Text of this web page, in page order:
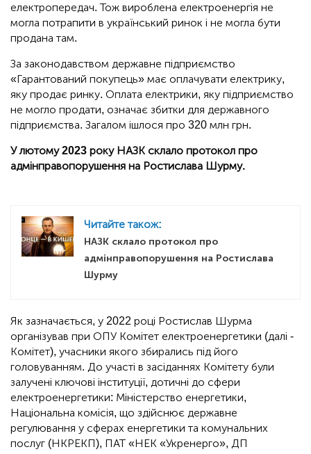
електропередач. Тож вироблена електроенергія не
могла потрапити в український ринок і не могла бути
продана там.
За законодавством державне підприємство
«Гарантований покупець» має оплачувати електрику,
яку продає ринку. Оплата електрики, яку підприємство
не могло продати, означає збитки для державного
підприємства. Загалом ішлося про 320 млн грн.
У лютому 2023 року НАЗК склало протокол про
адмінправопорушення на Ростислава Шурму.
Читайте також:
НАЗК склало протокол про
адмінправопорушення на Ростислава
Шурму
Як зазначається, у 2022 році Ростислав Шурма
організував при ОПУ Комітет електроенергетики (далі -
Комітет), учасники якого збирались під його
головуванням. До участі в засіданнях Комітету були
залучені ключові інституції, дотичні до сфери
електроенергетики: Міністерство енергетики,
Національна комісія, що здійснює державне
регулювання у сферах енергетики та комунальних
послуг (НКРЕКП), ПАТ «НЕК «Укренерго», ДП